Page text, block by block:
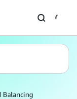
Balancing